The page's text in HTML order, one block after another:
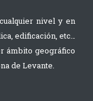
nivel y en
edificación, etc…
ámbito geográfico
de Levante.